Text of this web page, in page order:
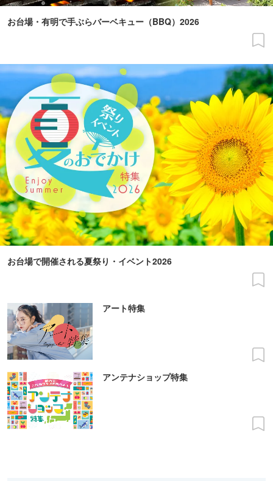
お台場・有明で手ぶらバーベキュー（BBQ）2026
お台場で開催される夏祭り・イベント2026
アート特集
アンテナショップ特集